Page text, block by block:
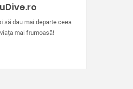
să dau mai departe ceea
mai frumoasă!